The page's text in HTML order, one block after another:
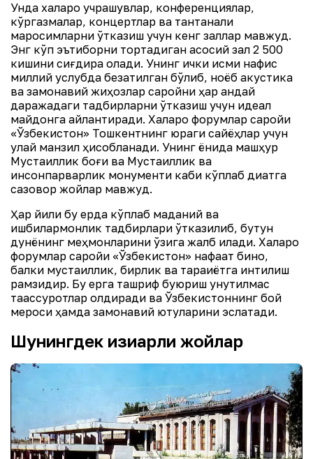
Унда халқаро учрашувлар, конференциялар,
кўргазмалар, концертлар ва тантанали
маросимларни ўтказиш учун кенг заллар мавжуд.
Энг кўп эътиборни тортадиган асосий зал 2 500
кишини сиғдира олади. Унинг ички қисми нафис
миллий услубда безатилган бўлиб, ноёб акустика
ва замонавий жиҳозлар саройни ҳар қандай
даражадаги тадбирларни ўтказиш учун идеал
майдонга айлантиради. Халқаро форумлар саройи
«Ўзбекистон» Тошкентнинг юраги сайёҳлар учун
қулай манзил ҳисобланади. Унинг ёнида машҳур
Мустақиллик боғи ва Мустақиллик ва
инсонпарварлик монументи каби кўплаб диққатга
сазовор жойлар мавжуд.
Ҳар йили бу ерда кўплаб маданий ва
ишбилармонлик тадбирлари ўтказилиб, бутун
дунёнинг меҳмонларини ўзига жалб қилади. Халқаро
форумлар саройи «Ўзбекистон» нафақат бино,
балки мустақиллик, бирлик ва тараққиётга интилиш
рамзидир. Бу ерга ташриф буюриш унутилмас
таассуротлар қолдиради ва Ўзбекистоннинг бой
мероси ҳамда замонавий ютуқларини эслатади.
Шунингдек қизиқарли жойлар